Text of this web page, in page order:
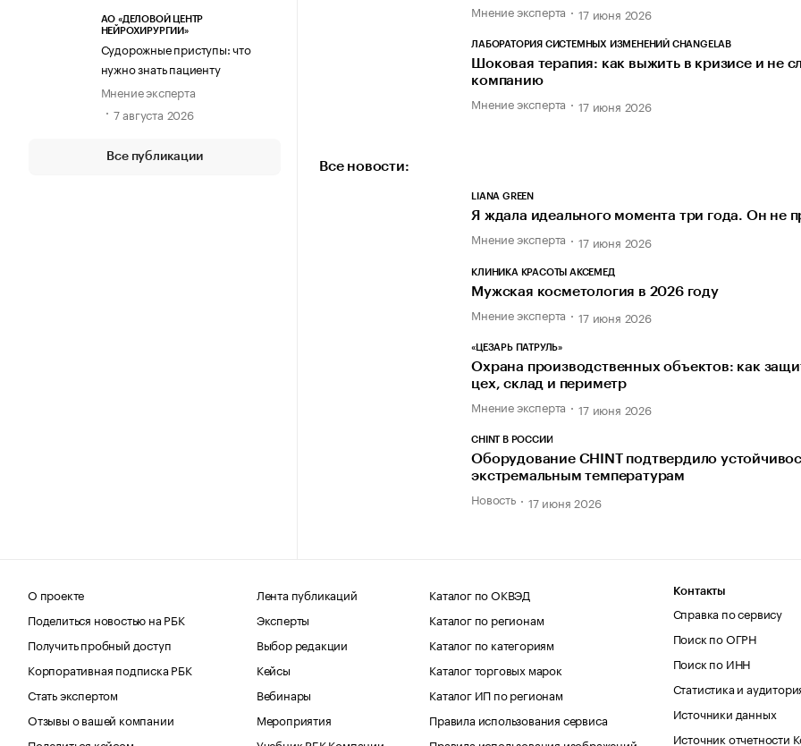
АО «ДЕЛОВОЙ ЦЕНТР
НЕЙРОХИРУРГИИ»
Судорожные приступы: что
нужно знать пациенту
Мнение эксперта
7 августа 2026
Все публикации
Мнение эксперта 17 июня 2026
ЛАБОРАТОРИЯ СИСТЕМНЫХ ИЗМЕНЕНИЙ CHANGELAB
Шоковая терапия: как выжить в кризисе и не
компанию
Мнение эксперта 17 июня 2026
Все новости:
LIANA GREEN
Я ждала идеального момента три года. Он не
Мнение эксперта 17 июня 2026
КЛИНИКА КРАСОТЫ АКСЕМЕД
Мужская косметология в 2026 году
Мнение эксперта 17 июня 2026
«ЦЕЗАРЬ ПАТРУЛЬ»
Охрана производственных объектов: как
цех, склад и периметр
Мнение эксперта 17 июня 2026
CHINT В РОССИИ
Оборудование CHINT подтвердило
экстремальным температурам
Новость 17 июня 2026
О проекте
Поделиться новостью на РБК
Получить пробный доступ
Корпоративная подписка РБК
Стать экспертом
Отзывы о вашей компании
Лента публикаций
Эксперты
Выбор редакции
Кейсы
Вебинары
Мероприятия
Каталог по ОКВЭД
Каталог по регионам
Каталог по категориям
Каталог торговых марок
Каталог ИП по регионам
Правила использования сервиса
Контакты
Справка по сервису
Поиск по ОГРН
Поиск по ИНН
Статистика и
Источники данных
Источник отчетности